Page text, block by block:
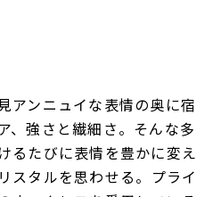
アンニュイな表情の奥に宿
、強さと繊細さ。そんな多
るたびに表情を豊かに変え
スタルを思わせる。プライ